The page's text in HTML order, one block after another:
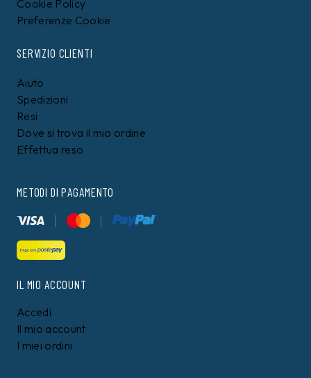
Cookie Policy
Preferenze Cookie
SERVIZIO CLIENTI
Aiuto
Spedizioni
Resi
Dove si trova il mio ordine
Effettua reso
METODI DI PAGAMENTO
IL MIO ACCOUNT
Accedi
Il mio account
I miei ordini